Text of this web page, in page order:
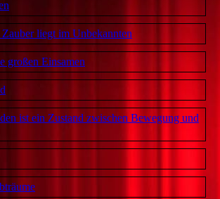
liegt im Unbekannten
großen Einsamen
ist ein Zustand zwischen Bewegung und